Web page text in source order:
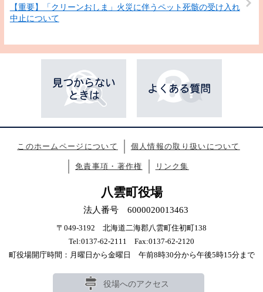
【重要】「クリーンおしま」火災に伴うペット死骸の受け入れ
中止について
このホームページについて 個人情報の取り扱いについて
免責事項・著作権 リンク集
八雲町役場
法人番号 6000020013463
〒049-3192 北海道二海郡八雲町住初町138
Tel:0137-62-2111 Fax:0137-62-2120
町役場開庁時間：月曜日から金曜日 午前8時30分から午後5時15分まで
役場へのアクセス